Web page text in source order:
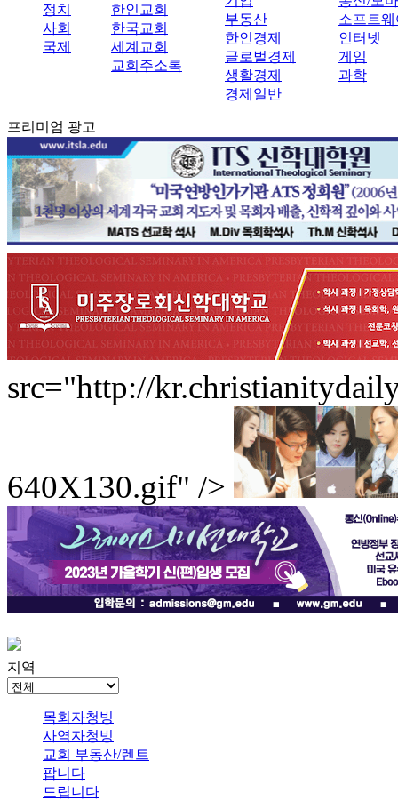
정치
사회
국제
한인교회
한국교회
세계교회
교회주소록
부동산
한인경제
글로벌경제
생활경제
경제일반
소프트웨
인터넷
게임
과학
프리미엄 광고
src="http://
640X130.gif" />
지역
목회자청빙
사역자청빙
교회 부동산/렌트
팝니다
드립니다